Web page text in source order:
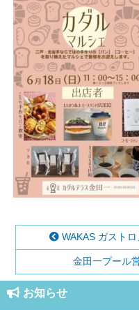
WAKAS ガスト
金田一プール
お知らせ